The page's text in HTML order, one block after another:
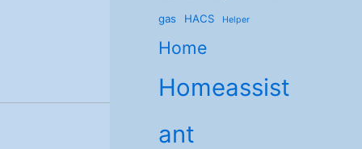
gas HACS Helper
Home
Homeassist
ant